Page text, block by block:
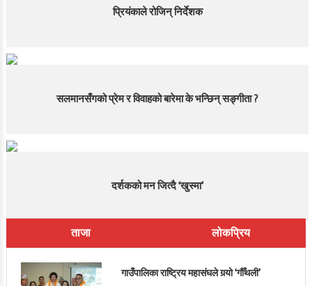
प्रियंकाले रोजिन् निर्देशक
सलमानसँगको प्रेम र विवाहको बारेमा के भन्छिन् सङ्गीता ?
दर्शकको मन जित्दै ‘खुस्मा’
ताजा लोकप्रिय
गाउँपालिका राष्ट्रिय महासंघले गर्‍यो ‘गौँथली’